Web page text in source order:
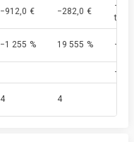
−912,0 € −282,0 €
t. €
−1 255 % 19 555 %
4 4